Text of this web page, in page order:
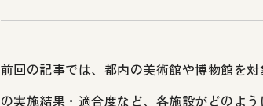
前回の記事では、都内の美術館や博物館を
の実施結果・適合度など、各施設がどのよ